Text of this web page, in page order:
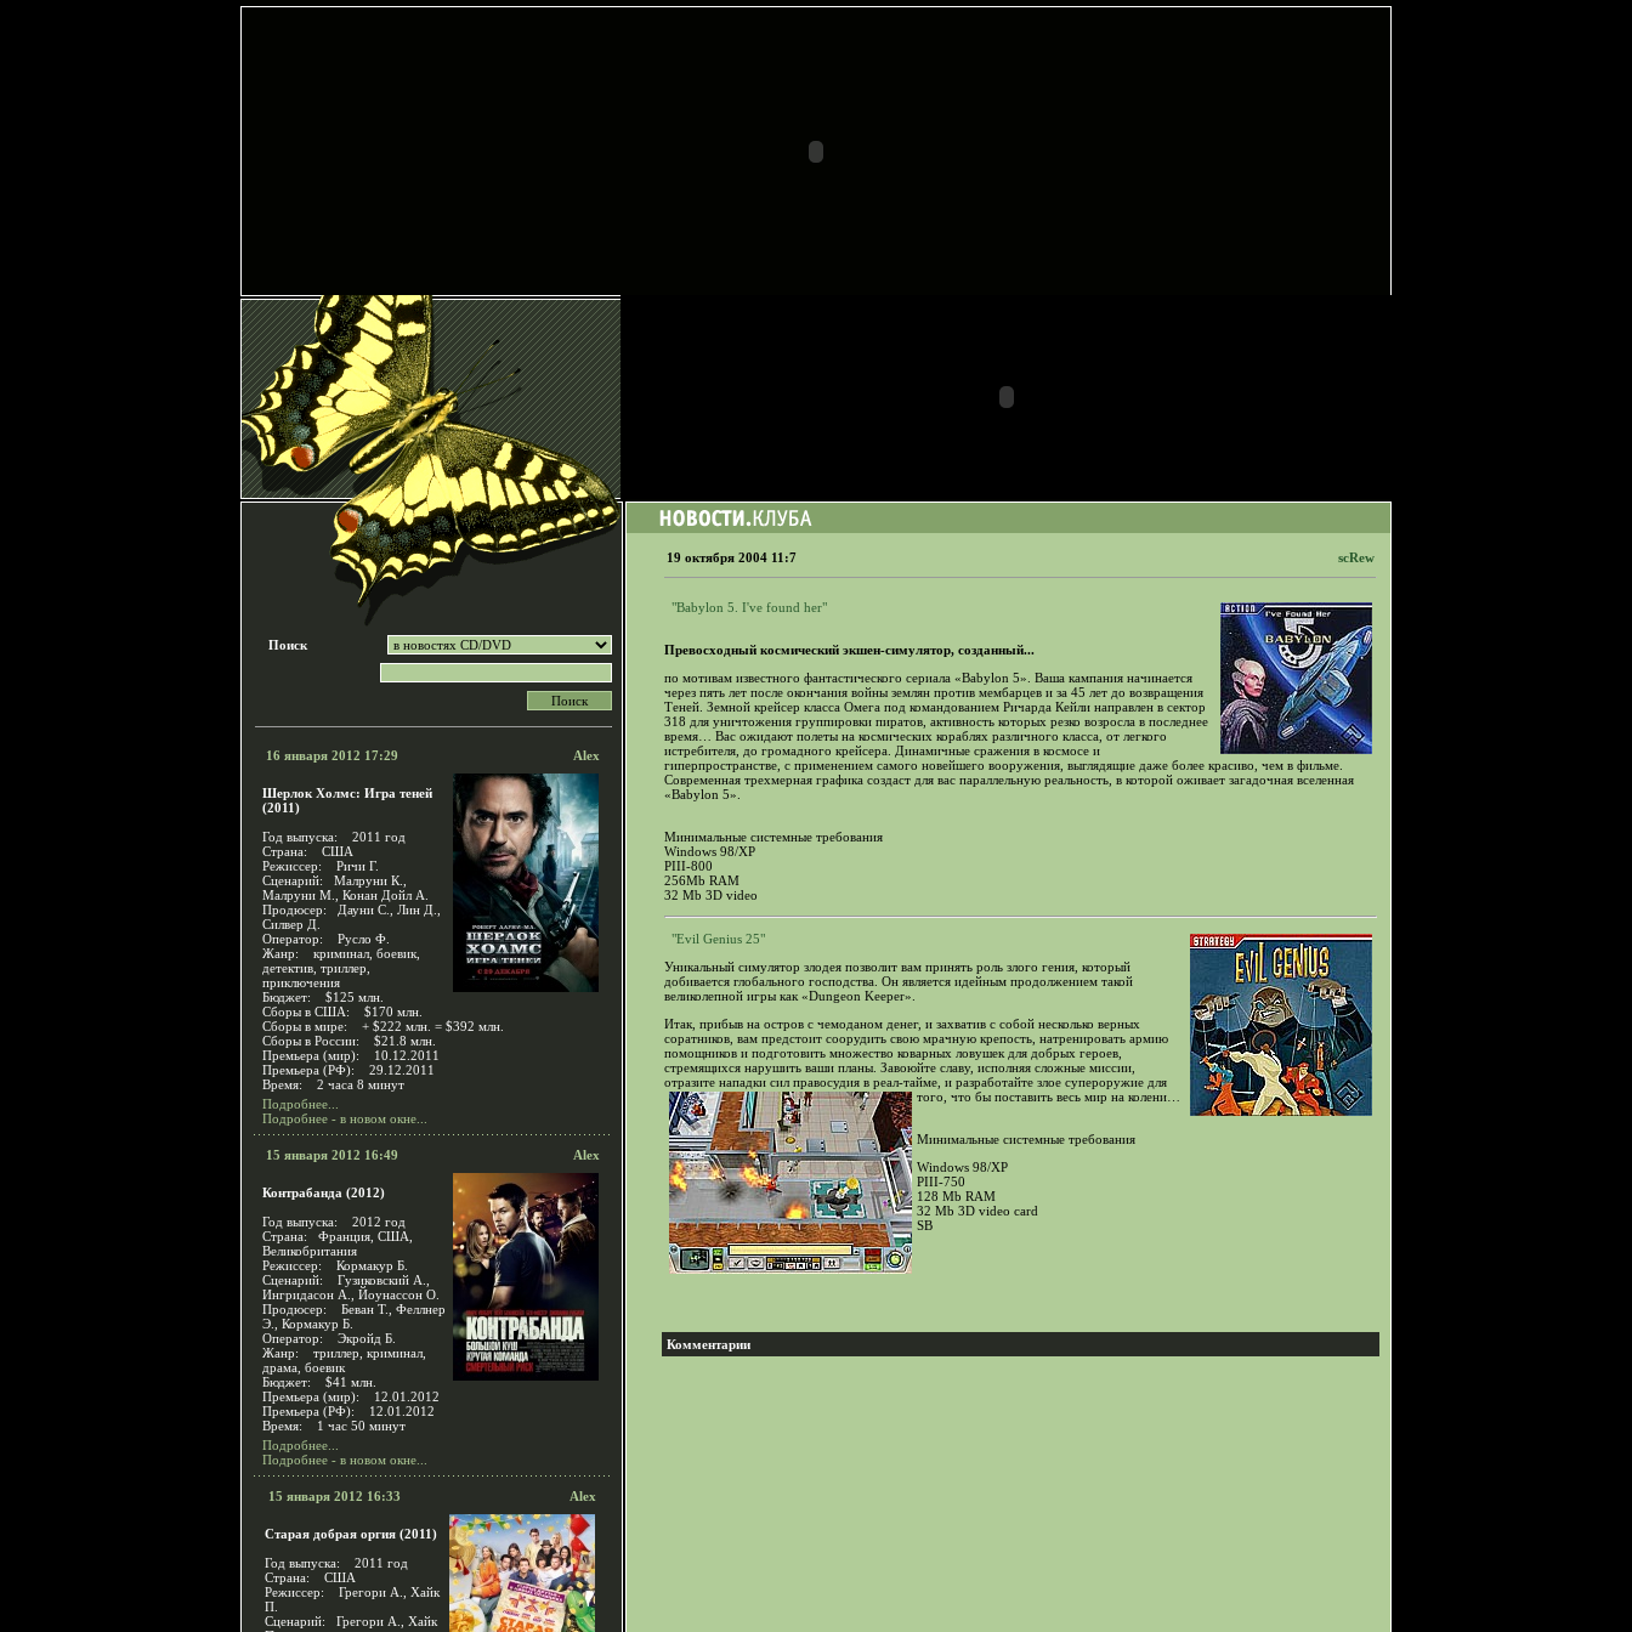
Поиск
16 января 2012 17:29 Alex
Шерлок Холмс: Игра теней
(2011)
Год выпуска: 2011 год
Страна: США
Режиссер: Ричи Г.
Сценарий: Малруни К.,
Малруни М., Конан Дойл А.
Продюсер: Дауни С., Лин Д.,
Силвер Д.
Оператор: Русло Ф.
Жанр: криминал, боевик,
детектив, триллер,
приключения
Бюджет: $125 млн.
Сборы в США: $170 млн.
Сборы в мире: + $222 млн. = $392 млн.
Сборы в России: $21.8 млн.
Премьера (мир): 10.12.2011
Премьера (РФ): 29.12.2011
Время: 2 часа 8 минут
Подробнее...
Подробнее - в новом окне...
15 января 2012 16:49 Alex
Контрабанда (2012)
Год выпуска: 2012 год
Страна: Франция, США,
Великобритания
Режиссер: Кормакур Б.
Сценарий: Гузиковский А.,
Ингридасон А., Йоунассон О.
Продюсер: Беван Т., Феллнер
Э., Кормакур Б.
Оператор: Экройд Б.
Жанр: триллер, криминал,
драма, боевик
Бюджет: $41 млн.
Премьера (мир): 12.01.2012
Премьера (РФ): 12.01.2012
Время: 1 час 50 минут
Подробнее...
Подробнее - в новом окне...
15 января 2012 16:33 Alex
Старая добрая оргия (2011)
Год выпуска: 2011 год
Страна: США
Режиссер: Грегори А., Хайк
П.
Сценарий: Грегори А., Хайк
19 октября 2004 11:7 scRew
"Babylon 5. I've found her"
Превосходный космический экшен-симулятор, созданный...
по мотивам известного фантастического сериала «Babylon 5». Ваша кампания начинается
через пять лет после окончания войны землян против мембарцев и за 45 лет до возвращения
Теней. Земной крейсер класса Омега под командованием Ричарда Кейли направлен в сектор
318 для уничтожения группировки пиратов, активность которых резко возросла в последнее
время… Вас ожидают полеты на космических кораблях различного класса, от легкого
истребителя, до громадного крейсера. Динамичные сражения в космосе и
гиперпространстве, с применением самого новейшего вооружения, выглядящие даже более красиво, чем в фильме.
Современная трехмерная графика создаст для вас параллельную реальность, в которой оживает загадочная вселенная
«Babylon 5».
Минимальные системные требования
Windows 98/XP
PIII-800
256Mb RAM
32 Mb 3D video
"Evil Genius 25"
Уникальный симулятор злодея позволит вам принять роль злого гения, который
добивается глобального господства. Он является идейным продолжением такой
великолепной игры как «Dungeon Keeper».
Итак, прибыв на остров с чемоданом денег, и захватив с собой несколько верных
соратников, вам предстоит соорудить свою мрачную крепость, натренировать армию
помощников и подготовить множество коварных ловушек для добрых героев,
стремящихся нарушить ваши планы. Завоюйте славу, исполняя сложные миссии,
отразите нападки сил правосудия в реал-тайме, и разработайте злое супероружие для
того, что бы поставить весь мир на колени…
Минимальные системные требования
Windows 98/XP
PIII-750
128 Mb RAM
32 Mb 3D video card
SB
Комментарии